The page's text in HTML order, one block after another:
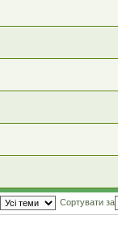
Сортувати за